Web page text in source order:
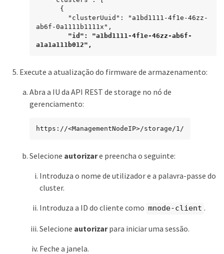
ab6f-0a1111b1111x",
"id": "a1bd1111-4f1e-46zz-ab6f-
a1a1a111b012",
Execute a atualização do firmware de armazenamento:
Abra a IU da API REST de storage no nó de
gerenciamento:
https://<ManagementNodeIP>/storage/1/
Selecione autorizare preencha o seguinte:
Introduza o nome de utilizador e a palavra-passe do
cluster.
Introduza a ID do cliente como mnode-client .
Selecione autorizarpara iniciar uma sessão.
Feche a janela.